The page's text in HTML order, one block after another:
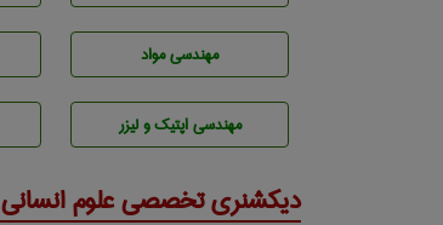
مهندسی مواد
مهندسی اپتیک و لیزر
دیکشنری تخصصی علوم انسانی